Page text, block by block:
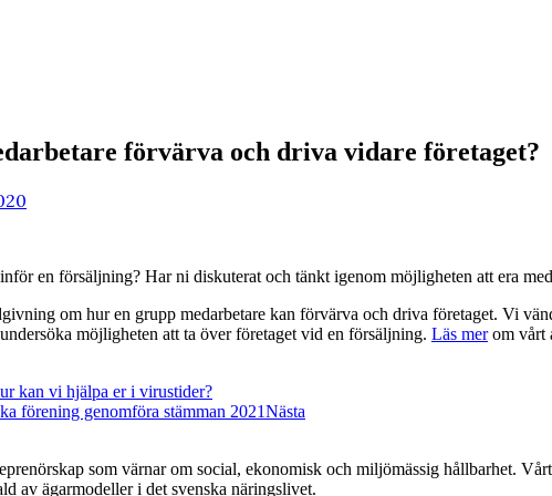
förvärva och driva vidare företaget?
en försäljning? Har ni diskuterat och tänkt igenom möjligheten att era
om hur en grupp medarbetare kan förvärva och driva företaget. Vi
möjligheten att ta över företaget vid en försäljning. Läs merom vårt
kan vi hjälpa er i virustider?
förening genomföra stämman 2021Nästa
som värnar om social, ekonomisk och miljömässig hållbarhet.
av ägarmodeller i det svenska näringslivet.